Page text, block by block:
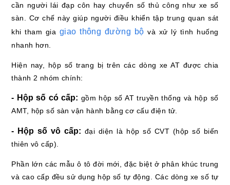
cần người lái đạp côn hay chuyển số thủ công như xe số
sàn. Cơ chế này giúp người điều khiển tập trung quan sát
khi tham gia giao thông đường bộ và xử lý tình huống
nhanh hơn.
Hiện nay, hộp số trang bị trên các dòng xe AT được chia
thành 2 nhóm chính:
- Hộp số có cấp: gồm hộp số AT truyền thống và hộp số
AMT, hộp số sàn vận hành bằng cơ cấu điện tử.
- Hộp số vô cấp: đại diện là hộp số CVT (hộp số biến
thiên vô cấp).
Phần lớn các mẫu ô tô đời mới, đặc biệt ở phân khúc trung
và cao cấp đều sử dụng hộp số tự động. Các dòng xe số tự